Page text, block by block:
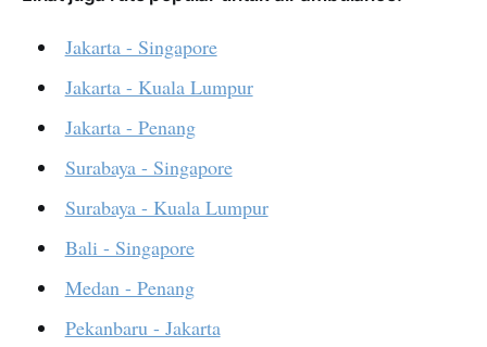
Jakarta - Singapore
Jakarta - Kuala Lumpur
Jakarta - Penang
Surabaya - Singapore
Surabaya - Kuala Lumpur
Bali - Singapore
Medan - Penang
Pekanbaru - Jakarta